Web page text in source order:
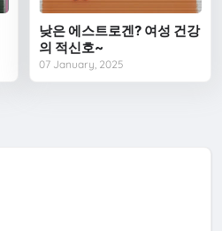
낮은 에스트로겐? 여성 건강
의 적신호~
07 January, 2025